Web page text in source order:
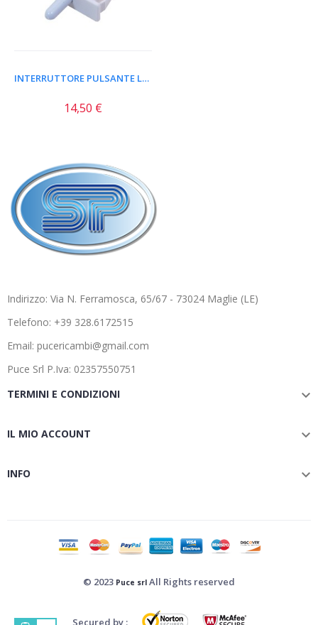
INTERRUTTORE PULSANTE LUCE...
14,50 €
Indirizzo: Via N. Ferramosca, 65/67 - 73024 Maglie (LE)
Telefono: +39 328.6172515
Email: pucericambi@gmail.com
Puce Srl P.Iva: 02357550751
TERMINI E CONDIZIONI

IL MIO ACCOUNT 
INFO 
© 2023 Puce srl All Rights reserved
Secured by :